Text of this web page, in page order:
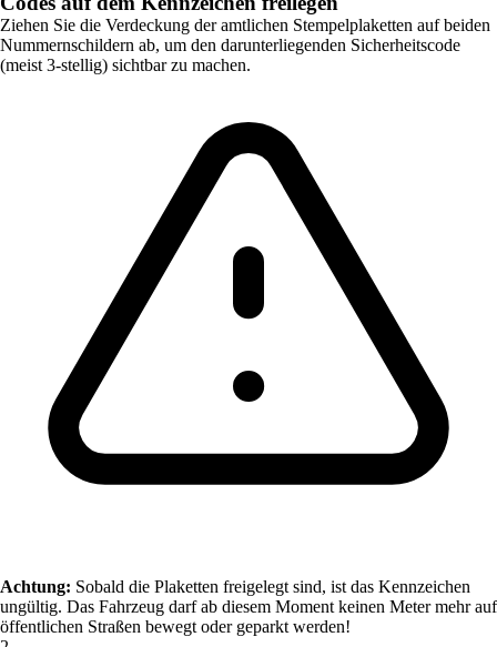
Ziehen Sie die Verdeckung der amtlichen Stempelplaketten auf beiden
Nummernschildern ab, um den darunterliegenden Sicherheitscode
(meist 3-stellig) sichtbar zu machen.
Achtung: Sobald die Plaketten freigelegt sind, ist das Kennzeichen
ungültig. Das Fahrzeug darf ab diesem Moment keinen Meter mehr auf
öffentlichen Straßen bewegt oder geparkt werden!